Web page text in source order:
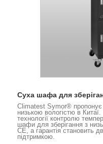
Суха шафа для
Climatest Symor® пропонує
низькою вологістю в
технології контролю
шафи для зберігання з
CE, а гарантія становить
підтримкою.